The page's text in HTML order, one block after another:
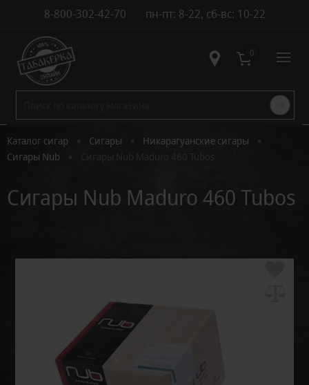
8-800-302-42-70 пн-пт: 8-22, сб-вс: 10-22
Контакты 0
Каталог сигар Сигары Никарагуанские сигары
Сигары Nub
Сигары Nub Maduro 460 Tubos